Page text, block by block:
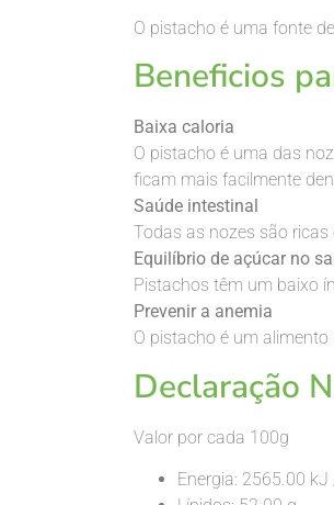
O pistacho é uma fonte
Beneficios
Baixa caloria
O pistacho é uma das
ficam mais facilmente
Saúde intestinal
Todas as nozes são
Equilíbrio de açúcar no
Pistachos têm um baixo
Prevenir a anemia
O pistacho é um
Declaração
Valor por cada 100g
Energia: 2565.00